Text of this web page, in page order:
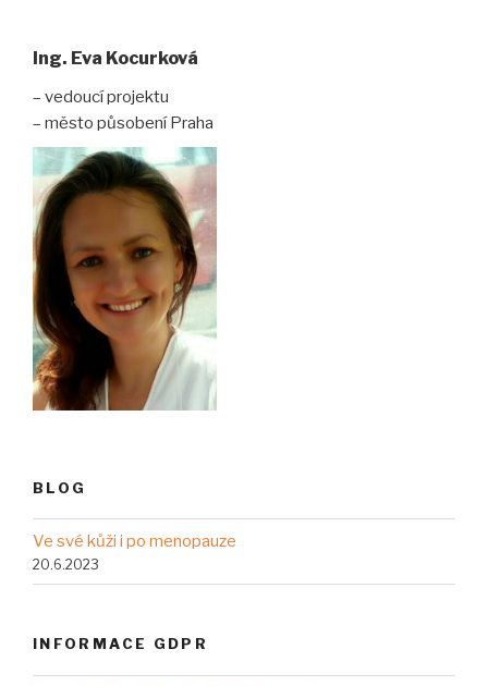
Ing. Eva Kocurková
– vedoucí projektu
– město působení Praha
BLOG
Ve své kůži i po menopauze
20.6.2023
INFORMACE GDPR